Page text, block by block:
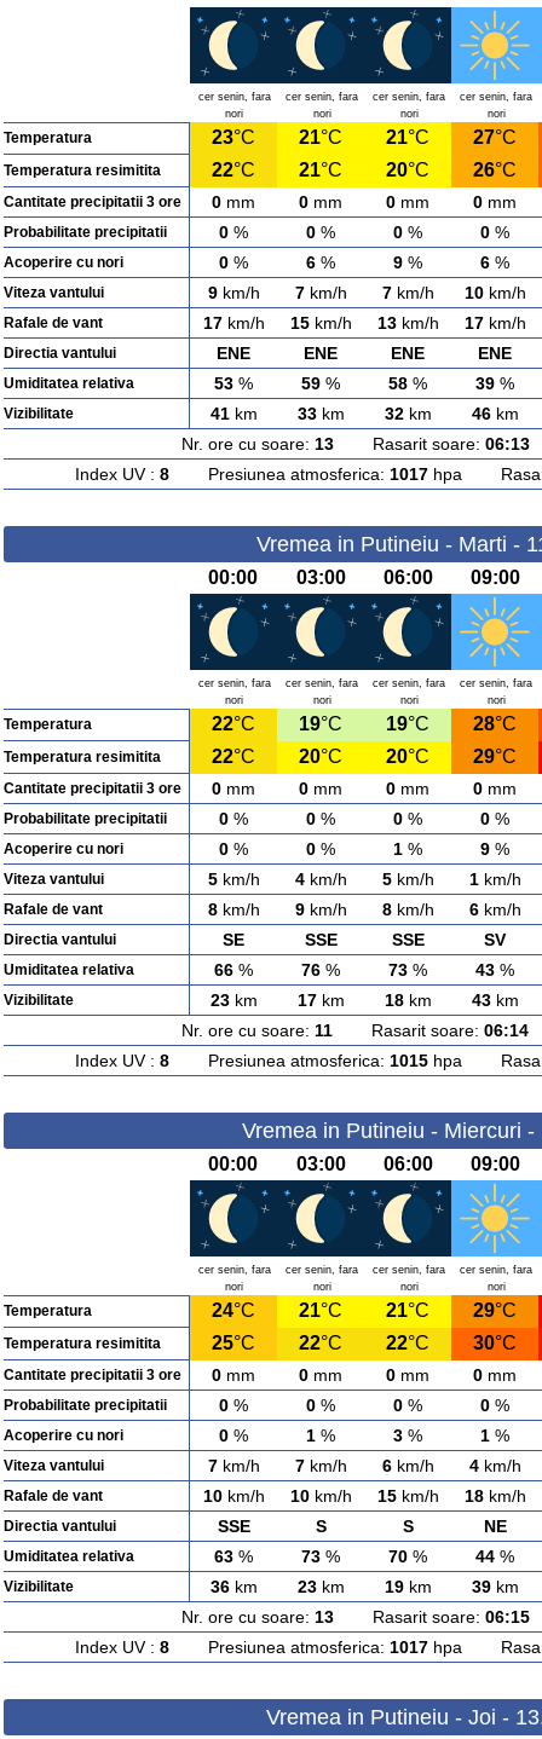
cer senin, fara
nori
cer senin, fara
nori
cer senin, fara
nori
cer senin, fara
nori
Temperatura 23°C 21°C 21°C 27°C
Temperatura resimitita 22°C 21°C 20°C 26°C
Cantitate precipitatii 3 ore 0 mm 0 mm 0 mm 0 mm
Probabilitate precipitatii 0 % 0 % 0 % 0 %
Acoperire cu nori 0 % 6 % 9 % 6 %
Viteza vantului 9km/h 7km/h 7km/h 10km/h
Rafale de vant 17km/h 15km/h 13km/h 17km/h
Directia vantului ENE ENE ENE ENE
Umiditatea relativa 53 % 59 % 58 % 39 %
Vizibilitate 41km 33km 32km 46km
Nr. ore cu soare: 13Rasarit soare: 06:13
Index UV : 8Presiunea atmosferica: 1017hpa
Vremea in Putineiu - Marti -
00:00 03:00 06:00 09:00
cer senin, fara
nori
cer senin, fara
nori
cer senin, fara
nori
cer senin, fara
nori
Temperatura 22°C 19°C 19°C 28°C
Temperatura resimitita 22°C 20°C 20°C 29°C
Cantitate precipitatii 3 ore 0 mm 0 mm 0 mm 0 mm
Probabilitate precipitatii 0 % 0 % 0 % 0 %
Acoperire cu nori 0 % 0 % 1 % 9 %
Viteza vantului 5km/h 4km/h 5km/h 1km/h
Rafale de vant 8km/h 9km/h 8km/h 6km/h
Directia vantului SE SSE SSE SV
Umiditatea relativa 66 % 76 % 73 % 43 %
Vizibilitate 23km 17km 18km 43km
Nr. ore cu soare: 11 Rasarit soare: 06:14
Index UV : 8Presiunea atmosferica: 1015hpa
Vremea in Putineiu - Miercuri -
00:00 03:00 06:00 09:00
cer senin, fara
nori
cer senin, fara
nori
cer senin, fara
nori
cer senin, fara
nori
Temperatura 24°C 21°C 21°C 29°C
Temperatura resimitita 25°C 22°C 22°C 30°C
Cantitate precipitatii 3 ore 0 mm 0 mm 0 mm 0 mm
Probabilitate precipitatii 0 % 0 % 0 % 0 %
Acoperire cu nori 0 % 1 % 3 % 1 %
Viteza vantului 7km/h 7km/h 6km/h 4km/h
Rafale de vant 10km/h 10km/h 15km/h 18km/h
Directia vantului SSE S S NE
Umiditatea relativa 63 % 73 % 70 % 44 %
Vizibilitate 36km 23km 19km 39km
Nr. ore cu soare: 13Rasarit soare: 06:15
Index UV : 8Presiunea atmosferica: 1017hpa
Vremea in Putineiu - Joi -